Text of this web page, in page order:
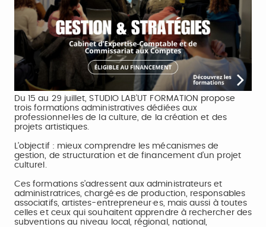
Du 15 au 29 juillet, STUDIO LAB’UT FORMATION propose
trois formations administratives dédiées aux
professionnel·les de la culture, de la création et des
projets artistiques.
L’objectif : mieux comprendre les mécanismes de
gestion, de structuration et de financement d’un projet
culturel.
Ces formations s’adressent aux administrateurs et
administratrices, chargé·es de production, responsables
associatifs, artistes-entrepreneur·es, mais aussi à toutes
celles et ceux qui souhaitent apprendre à rechercher des
subventions au niveau local, régional, national,